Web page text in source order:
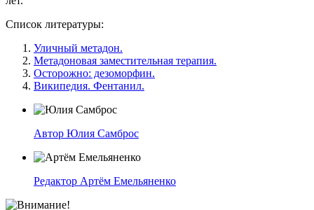
Список литературы:
Уличный метадон.
Метадоновая заместительная терапия.
Осторожно: дезоморфин.
Википедия. Фентанил.
Автор Юлия Самброс
Редактор Артём Емельяненко